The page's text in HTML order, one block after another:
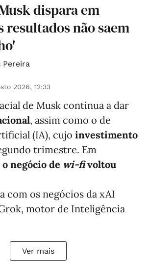
dispara em
resultados não saem
Pereira
2026, 12:33
de Musk continua a dar
, assim como o de
(IA), cujo investimento
trimestre. Em
o negócio de wi-fivoltou
com os negócios da xAI
motor de Inteligência
Ver mais